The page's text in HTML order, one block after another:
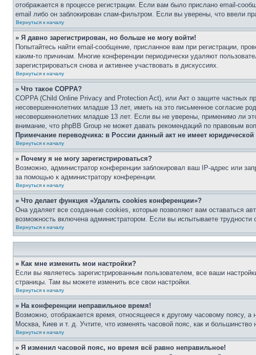
отображается в процессе регистрации. Если вам было прислано email-
email либо он заблокирован спам-фильтром. Если вы уверены, что ввели
Вернуться к началу
» Я давно зарегистрирован, но больше не могу войти!
Попытайтесь найти email-сообщение, присланное вам при регистрации,
каким-то причинам. Многие конференции периодически удаляют
зарегистрироваться снова и активнее участвовать в дискуссиях.
Вернуться к началу
» Что такое COPPA?
COPPA (Child Online Privacy and Protection Act), или Акт о защите частных
несовершеннолетних младше 13 лет, иметь на это письменное согласие
несовершеннолетних младше 13 лет. Если вы не уверены, применимо ли
внимание, что phpBB Group не может давать рекомендаций по правовым
Примечание переводчика: в России данный акт не имеет
Вернуться к началу
» Почему я не могу зарегистрироваться?
Возможно, администратор конференции заблокировал ваш IP-адрес или
за помощью к администратору конференции.
Вернуться к началу
» Что делает функция «Удалить cookies конференции»?
Она удаляет все созданные cookies, которые позволяют вам оставаться
возможность включена администратором. Если вы испытываете
Вернуться к началу
» Как мне изменить мои настройки?
Если вы являетесь зарегистрированным пользователем, все ваши
страницы. Там вы можете изменить все свои настройки.
Вернуться к началу
» На конференции неправильное время!
Возможно, отображается время, относящееся к другому часовому поясу,
Москва, Киев и т. д. Учтите, что изменять часовой пояс, как и
Вернуться к началу
» Я изменил часовой пояс, но время всё равно неправильное!